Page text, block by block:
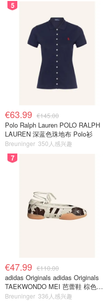
5
€63.99 €145.00
Polo Ralph Lauren POLO RALPH
LAUREN 深蓝色珠地布 Polo衫
Breuninger 350人感兴趣
7
€47.99 €110.00
adidas Originals adidas Originals
TAEKWONDO MEI 芭蕾鞋 棕色米
色
Breuninger 336人感兴趣